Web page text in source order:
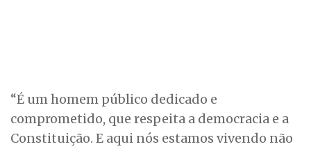
“É um homem público dedicado e
comprometido, que respeita a democracia e a
Constituição. E aqui nós estamos vivendo não